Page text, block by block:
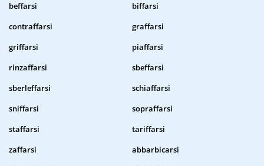
beffarsi
biffarsi
contraffarsi
graffarsi
griffarsi
piaffarsi
rinzaffarsi
sbeffarsi
sberleffarsi
schiaffarsi
sniffarsi
sopraffarsi
staffarsi
tariffarsi
zaffarsi
abbarbicarsi